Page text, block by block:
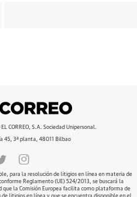
CORREO, S.A. Sociedad Unipersonal.
45, 3ª planta, 48011 Bilbao
para la resolución de litigios en línea en materia de
Reglamento (UE) 524/2013, se buscará la
que la Comisión Europea facilita como plataforma de